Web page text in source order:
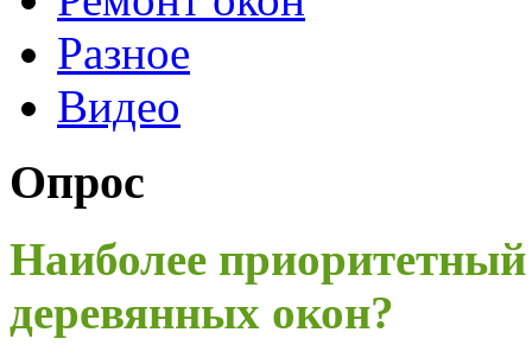
Разное
Видео
Опрос
Наиболее
деревянных окон?